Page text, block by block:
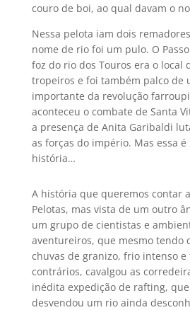
couro de boi, ao qual davam o
Nessa pelota iam dois
nome de rio foi um pulo. O
foz do rio dos Touros era o local
tropeiros e foi também palco de
importante da revolução
aconteceu o combate de Santa
a presença de Anita Garibaldi
as forças do império. Mas essa
história…
A história que queremos contar
Pelotas, mas vista de um outro
um grupo de cientistas e
aventureiros, que mesmo tendo
chuvas de granizo, frio intenso e
contrários, cavalgou as
inédita expedição de rafting,
desvendou um rio ainda